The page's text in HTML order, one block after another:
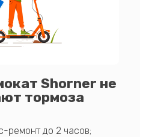
Shorner не
тормоза
ремонт до 2 часов;